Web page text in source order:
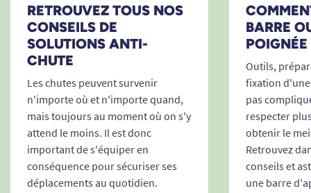
Cache-vis pour une finition esthétique et
protéger des salissures.
Instructions de pose simples et claires
fournies.
Favoriser l’indépendance, rassurer
l’entourage
Préserver la capacité à vivre chez soi, en sécurité,
est fondamental pour la qualité de vie des
personnes âgées ou dépendantes. En améliorant
leur autonomie dans les gestes du quotidien (se
RETROUVEZ TOUS NOS
CONSEILS DE
SOLUTIONS ANTI-
CHUTE
Les chutes peuvent survenir
n'importe où et n'importe quand,
mais toujours au moment où on s'y
attend le moins. Il est donc
important de s'équiper en
conséquence pour sécuriser ses
déplacements au quotidien.
BARRE
Outils,
fixation
pas
respecter
obtenir le
Retrouvez
conseils et
une barre